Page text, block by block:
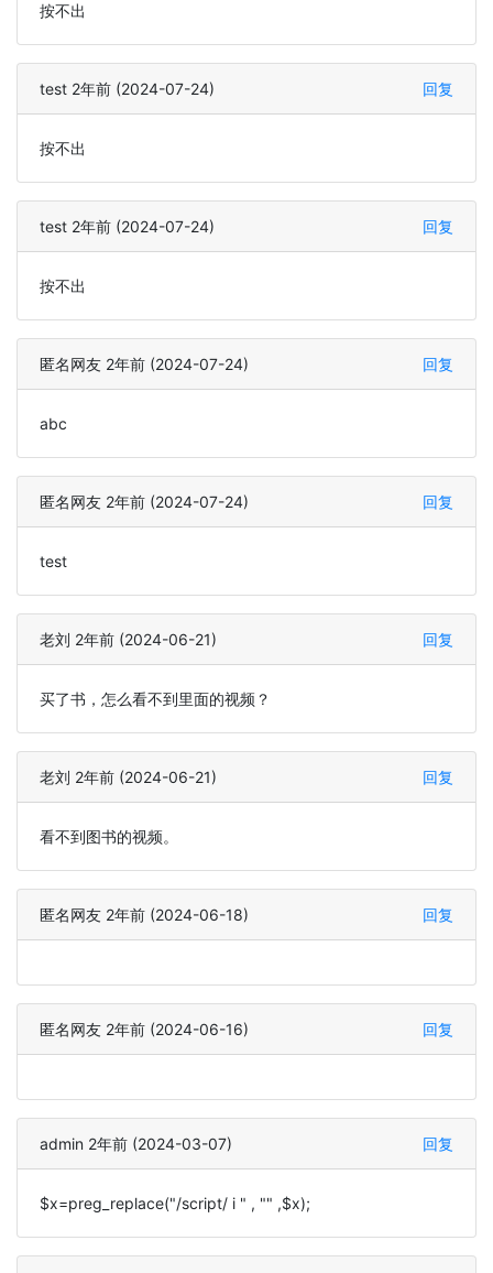
按不出
test 2年前 (2024-07-24) 回复
按不出
test 2年前 (2024-07-24) 回复
按不出
匿名网友 2年前 (2024-07-24) 回复
abc
匿名网友 2年前 (2024-07-24) 回复
test
老刘 2年前 (2024-06-21) 回复
买了书，怎么看不到里面的视频？
老刘 2年前 (2024-06-21) 回复
看不到图书的视频。
匿名网友 2年前 (2024-06-18) 回复
匿名网友 2年前 (2024-06-16) 回复
admin 2年前 (2024-03-07) 回复
$x=preg_replace("/script/ i " , "" ,$x);